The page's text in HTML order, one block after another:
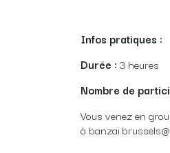
Infos pratiques :
Durée : 3 heures
Nombre de
Vous venez en
à